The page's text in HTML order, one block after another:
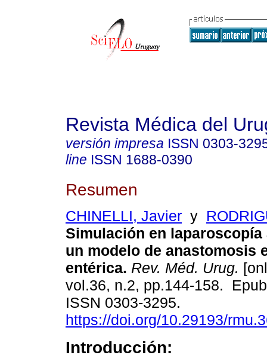
Revista Médica del
versión impresa ISSN 0303-
line ISSN 1688-0390
Resumen
CHINELLI, Javier y
Simulación en laparoscopía
un modelo de anastomosis
entérica. Rev. Méd. Urug.
vol.36, n.2, pp.144-158.
ISSN 0303-3295.
https://doi.org/10.29193/
Introducción: